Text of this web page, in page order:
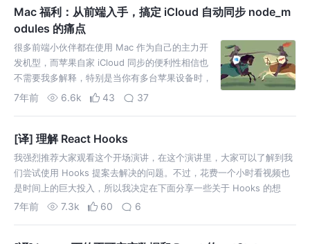
Mac 福利：从前端入手，搞定 iCloud 自动同步 node_m
odules 的痛点
很多前端小伙伴都在使用 Mac 作为自己的主力开
发机型，而苹果自家 iCloud 同步的便利性相信也
不需要我多解释，特别是当你有多台苹果设备时，
那种无缝的体验，一旦用了就回不去。可作为一名
7年前 6.6k 43 37
[译] 理解 React Hooks
我强烈推荐大家观看这个开场演讲，在这个演讲里，大家可以了解到我
们尝试使用 Hooks 提案去解决的问题。不过，花费一个小时看视频也
是时间上的巨大投入，所以我决定在下面分享一些关于 Hooks 的想
法。 我们知道组件和自上而下的数据流可以帮助我们将庞大的 UI 组织
7年前 7.3k 60 6